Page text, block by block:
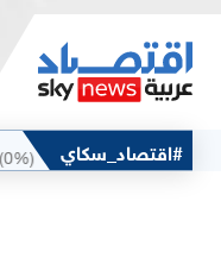
#اقتصاد_سكاي
80.25
0
(0%)